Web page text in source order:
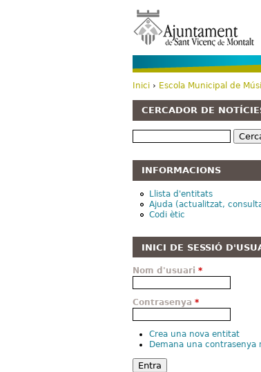
Esteu aquí
Inici › Escola Municipal de
CERCADOR DE
Cerca
INFORMACIONS
Llista d'entitats
Ajuda (actualitzat,
Codi ètic
INICI DE SESSIÓ
Nom d'usuari *
Contrasenya *
Crea una nova entitat
Demana una contrasenya